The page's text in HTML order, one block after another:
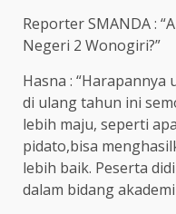
Reporter SMANDA :
Negeri 2 Wonogiri?”
Hasna :
di ulang tahun ini
lebih maju, seperti
pidato,bisa
lebih baik. Peserta
dalam bidang